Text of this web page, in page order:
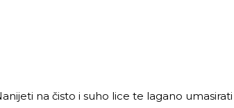
na čisto i suho lice te lagano umasirati